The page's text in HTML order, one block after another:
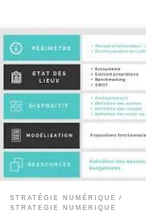
Article sur la stratégie numérique La
numérique : un pilier essentiel pour
entreprises La révolution
transformé le paysage des affaires,
entreprises à repenser leur
aux nouvelles réalités du marché.
mise en place d’une […]
STRATÉGIE NUMÉRIQUE
STRATEGIE NUMERIQUE